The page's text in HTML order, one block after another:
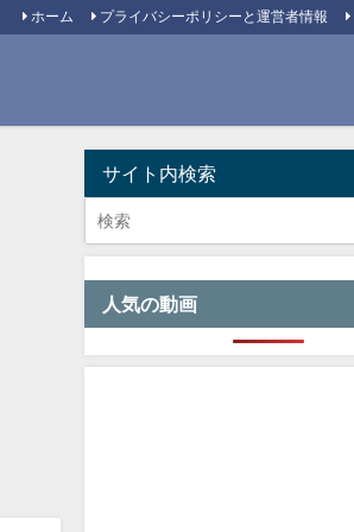
ホーム プライバシーポリシーと運営者情報
サイト内検索
人気の動画